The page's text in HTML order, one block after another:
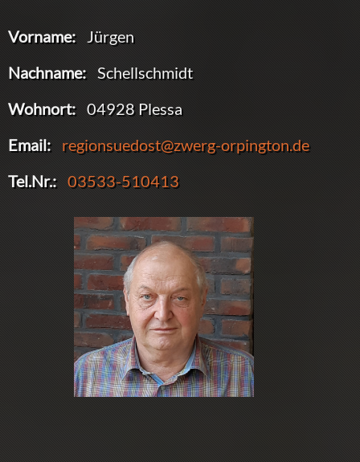
Vorname: Jürgen
Nachname: Schellschmidt
Wohnort: 04928 Plessa
Email: regionsuedost@zwerg-orpington.de
Tel.Nr.: 03533-510413